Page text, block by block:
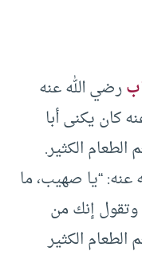
رضي الله عنه
كان يكنى أبا
الكثير.
عنه: “يا صهيب، ما
إنك من
الكثير